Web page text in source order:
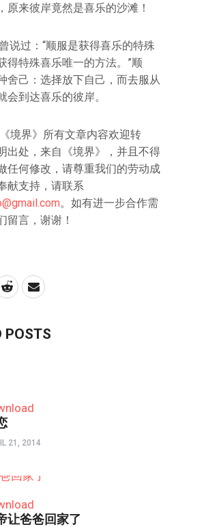
原来彼岸竟然是喜乐的沙滩！
说过：“顺服是获得喜乐的特殊
得特殊喜乐唯一的方法。”顺
舍己：选择放下自己，而去服从
会到达喜乐的彼岸。
《境界》所有文章内容欢迎转
出处，来自《境界》，并且不得
任何修改，请尊重我们的劳动成
献支持，请联系
。如有进一步合作需
留言，谢谢！
POSTS
21, 2014
让爸爸回家了